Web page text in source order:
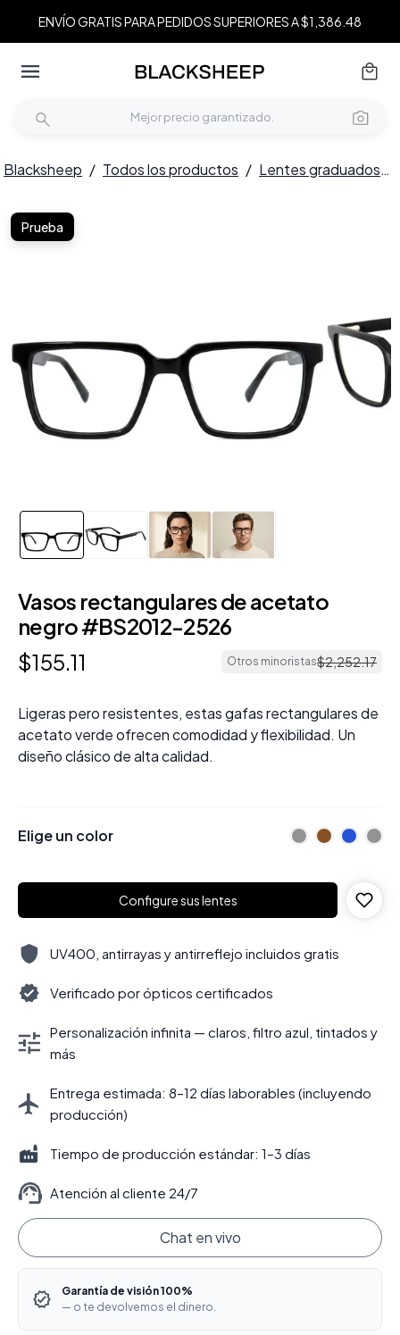
ENVÍO GRATIS PARA PEDIDOS SUPERIORES A $1,386.48
Blacksheep / Todos los productos / Lentes graduados /
Prueba
Vasos rectangulares de acetato
negro #BS2012-2526
$155.11 Otros minoristas$2,252.17
Ligeras pero resistentes, estas gafas rectangulares de
acetato verde ofrecen comodidad y flexibilidad. Un
diseño clásico de alta calidad.
Elige un color
Configure sus lentes
UV400, antirrayas y antirreflejo incluidos gratis
Verificado por ópticos certificados
Personalización infinita — claros, filtro azul, tintados y
más
Entrega estimada: 8–12 días laborables (incluyendo
producción)
Tiempo de producción estándar: 1–3 días
Atención al cliente 24/7
Chat en vivo
Garantía de visión 100%
— o te devolvemos el dinero.